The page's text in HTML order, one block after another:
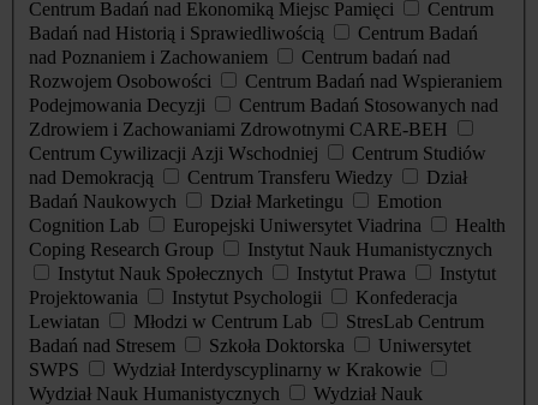
Centrum Badań nad Ekonomiką Miejsc Pamięci
Centrum
Badań nad Historią i Sprawiedliwością
Centrum Badań
nad Poznaniem i Zachowaniem
Centrum badań nad
Rozwojem Osobowości
Centrum Badań nad Wspieraniem
Podejmowania Decyzji
Centrum Badań Stosowanych nad
Zdrowiem i Zachowaniami Zdrowotnymi CARE-BEH
Centrum Cywilizacji Azji Wschodniej
Centrum Studiów
nad Demokracją
Centrum Transferu Wiedzy
Dział
Badań Naukowych
Dział Marketingu
Emotion
Cognition Lab
Europejski Uniwersytet Viadrina
Health
Coping Research Group
Instytut Nauk Humanistycznych
Instytut Nauk Społecznych
Instytut Prawa
Instytut
Projektowania
Instytut Psychologii
Konfederacja
Lewiatan
Młodzi w Centrum Lab
StresLab Centrum
Badań nad Stresem
Szkoła Doktorska
Uniwersytet
SWPS
Wydział Interdyscyplinarny w Krakowie
Wydział Nauk Humanistycznych
Wydział Nauk